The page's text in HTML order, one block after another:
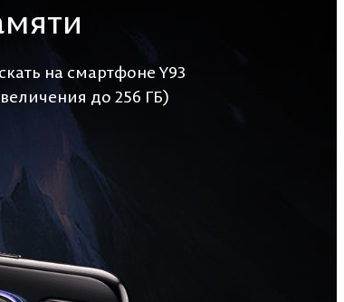
на смартфоне Y93
до 256 ГБ)